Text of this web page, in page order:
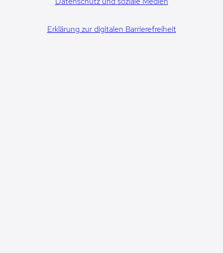
Erklärung zur digitalen Barrierefreiheit